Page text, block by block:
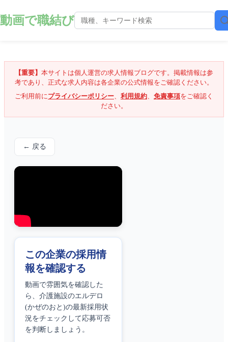
動画で職結び
【重要】 本サイトは個人運営の求人情報ブログです。掲載情報は参
考であり、正式な求人内容は各企業の公式情報をご確認ください。
ご利用前にプライバシーポリシー、 利用規約、 免責事項をご確認く
ださい。
← 戻る
この企業の採用情
報を確認する
動画で雰囲気を確認した
ら、 介護施設のエルデロ
(かぜのおと)の最新採用状
況をチェックして応募可否
を判断しましょう。